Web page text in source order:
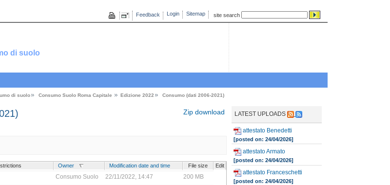
site search
Login Sitemap
Feedback
di suolo
di suolo Consumo Suolo Roma Capitale Edizione 2022 Consumo (dati 2006-2021)
Zip download
Owner Modification date and time File size Edit
Consumo Suolo 22/11/2022, 14:47 200 MB
LATEST UPLOADS
attestato Benedetti
[posted on: 24/04/2026]
attestato Armato
[posted on: 24/04/2026]
attestato Franceschetti
[posted on: 24/04/2026]